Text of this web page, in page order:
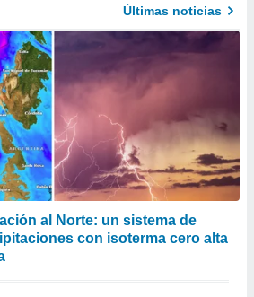
Últimas noticias
al Norte: un sistema de
con isoterma cero alta